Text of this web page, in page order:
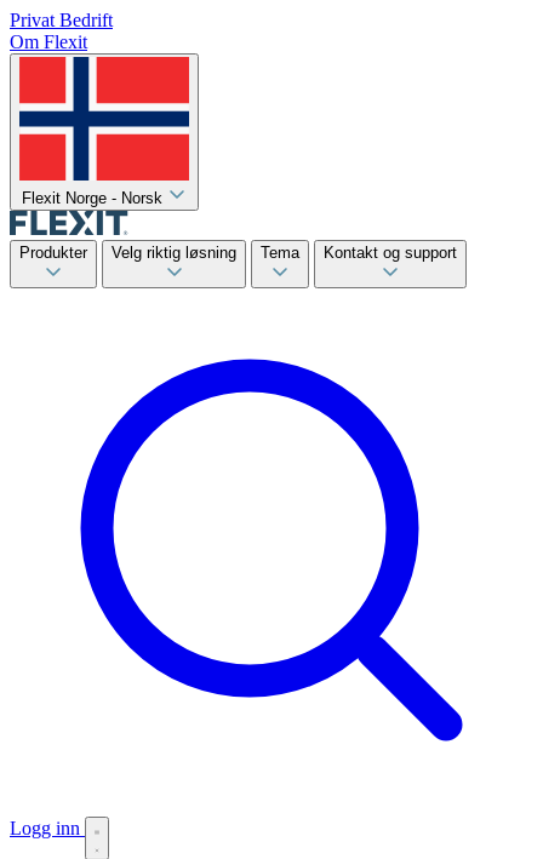
Privat Bedrift
Om Flexit
Flexit Norge - Norsk
Produkter Velg riktig løsning Tema Kontakt og support
Logg inn